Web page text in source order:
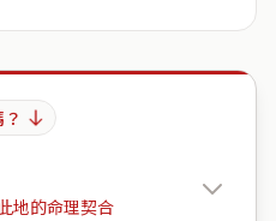
地的命理契合